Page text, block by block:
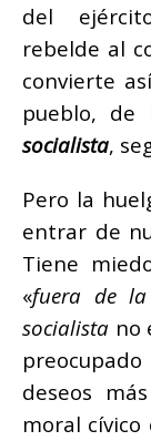
del
rebelde al
convierte
pueblo, de
socialista,
Pero la
entrar de
Tiene
«fuera de
socialista no
deseos
moral